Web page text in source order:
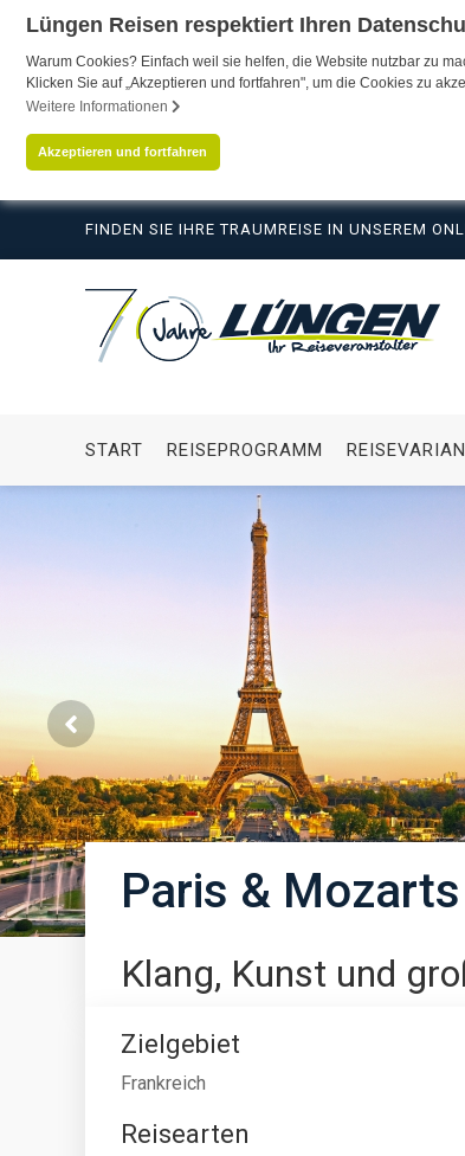
Lüngen Reisen respektiert Ihren
Warum Cookies? Einfach weil sie helfen, die Website nutzbar zu
Klicken Sie auf „Akzeptieren und fortfahren", um die Cookies zu
Weitere Informationen
Akzeptieren und fortfahren
FINDEN SIE IHRE TRAUMREISE IN UNSEREM
START REISEPROGRAMM
Paris &
Klang, Kunst und
Zielgebiet
Frankreich
Reisearten